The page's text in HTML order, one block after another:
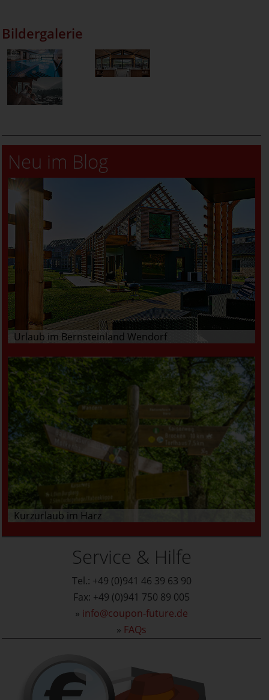
Bildergalerie
Neu im Blog
Urlaub im Bernsteinland Wendorf
Kurzurlaub im Harz
Service & Hilfe
Tel.: +49 (0)941 46 39 63 90
Fax: +49 (0)941 750 89 005
» info@coupon-future.de
» FAQs